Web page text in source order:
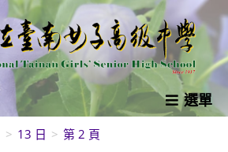
選單
> 13 日 > 第 2 頁